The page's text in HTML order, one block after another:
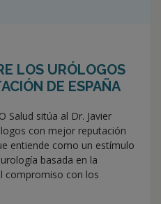
LOS URÓLOGOS
DE ESPAÑA
Salud sitúa al Dr. Javier
con mejor reputación
entiende como un estímulo
basada en la
compromiso con los